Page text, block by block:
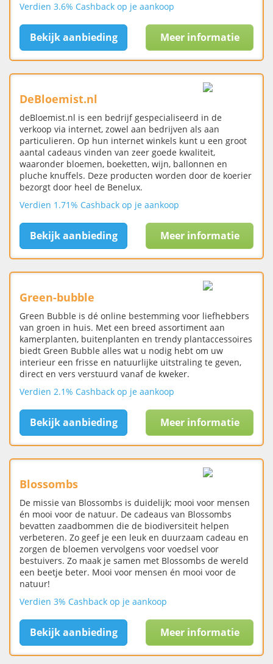
Verdien 3.6% Cashback op je aankoop
Bekijk aanbieding Meer informatie
DeBloemist.nl
deBloemist.nl is een bedrijf gespecialiseerd in de
verkoop via internet, zowel aan bedrijven als aan
particulieren. Op hun internet winkels kunt u een groot
aantal cadeaus vinden van zeer goede kwaliteit,
waaronder bloemen, boeketten, wijn, ballonnen en
pluche knuffels. Deze producten worden door de koerier
bezorgt door heel de Benelux.
Verdien 1.71% Cashback op je aankoop
Bekijk aanbieding Meer informatie
Green-bubble
Green Bubble is dé online bestemming voor liefhebbers
van groen in huis. Met een breed assortiment aan
kamerplanten, buitenplanten en trendy plantaccessoires
biedt Green Bubble alles wat u nodig hebt om uw
interieur een frisse en natuurlijke uitstraling te geven,
direct en vers verstuurd vanaf de kweker.
Verdien 2.1% Cashback op je aankoop
Bekijk aanbieding Meer informatie
Blossombs
De missie van Blossombs is duidelijk; mooi voor mensen
én mooi voor de natuur. De cadeaus van Blossombs
bevatten zaadbommen die de biodiversiteit helpen
verbeteren. Zo geef je een leuk en duurzaam cadeau en
zorgen de bloemen vervolgens voor voedsel voor
bestuivers. Zo maak je samen met Blossombs de wereld
een beetje beter. Mooi voor mensen én mooi voor de
natuur!
Verdien 3% Cashback op je aankoop
Bekijk aanbieding Meer informatie